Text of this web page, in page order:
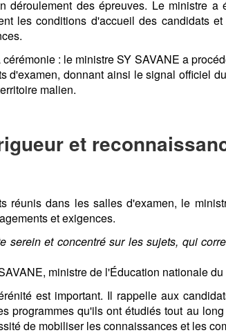
déroulement des épreuves. Le ministre
les conditions d'accueil des candidats
: le ministre SY SAVANE a
d'examen, donnant ainsi le signal officiel
malien.
et
réunis dans les salles d'examen, le
et exigences.
serein et concentré sur les sujets, qui
ministre de l'Éducation nationale du
est important. Il rappelle aux
programmes qu'ils ont étudiés tout au
de mobiliser les connaissances et les